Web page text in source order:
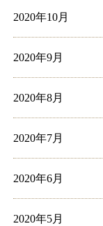
2020年10月
2020年9月
2020年8月
2020年7月
2020年6月
2020年5月